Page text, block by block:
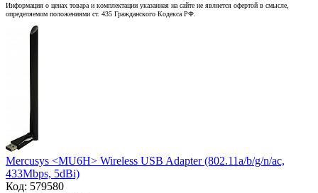
Информация о ценах товара и комплектации указанная на сайте не является офертой в смысле,
определяемом положениями ст. 435 Гражданского Кодекса РФ.
Mercusys <MU6H> Wireless USB Adapter (802.11a/b/g/n/ac,
433Mbps, 5dBi)
Код: 579580